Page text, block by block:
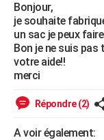
Essais
Réserver un essai
Citadines
Berlines
SUV
Forum auto
+HIGH-TECH
Mobiles
Meilleur smartphone
Internet
Ordinateurs
Jeux vidéo
Guide high-tech
+BRICOLAGE
Forum
Aménagement intérieur
Extérieur
Cuisine
Salle de bains
Jardinage
Rangement
WEEK-END
Guides de France
Escapades
Patrimoine
Expositions
Musées
Week-end nature
LIFESTYLE
SANTE
Bonjour,
je souhaite
un sac je peux
Bon je ne suis pas
votre aide!!
merci
Répondre (2)
A voir également: